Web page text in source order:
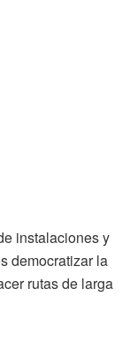
instalaciones y
democratizar la
rutas de larga